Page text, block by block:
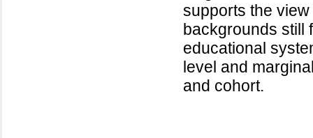
supports the
backgrounds still
educational
level and
and cohort.